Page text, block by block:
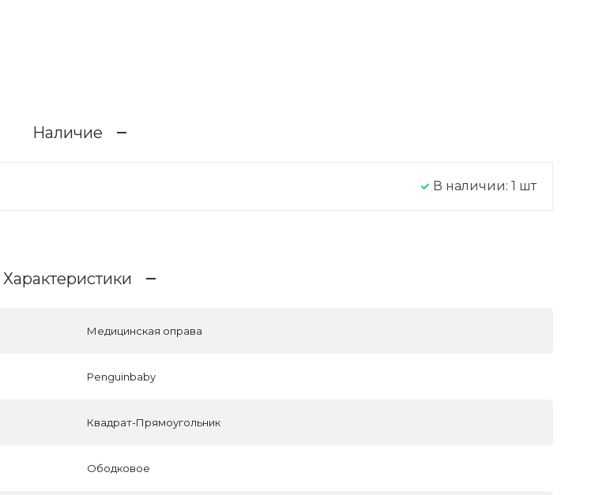
Наличие
В наличии: 1 шт
Характеристики
Медицинская оправа
Penguinbaby
Квадрат-Прямоугольник
Ободковое